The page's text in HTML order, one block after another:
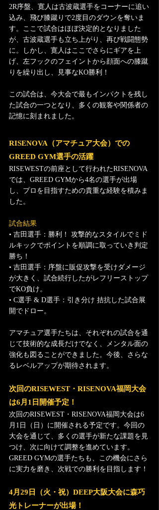
2R序盤、寛人は古波蔵選手をコーナーに追い
込み、飛び膝蹴りで2度目のダウンを奪いま
す。ここで試合はほぼ決定的となりました
が、古波蔵選手も立ち上がり、再び戦闘態勢
に。しかし、寛人はここでさらにギアを上
げ、左フックのフェイントから顔面への膝蹴
りを繰り出し、見事なKO勝利！
この試合は、今大会で最もインパクトを残し
た試合の一つとなり、多くの観客や関係者の
記憶に刻まれました。
RISENOVA（アマチュア大会）での
GREED GYM選手の活躍
RISEWESTの前座として行われたRISENOVA
では、GREED GYMから4名の選手が出場
し、プロを目指すための貴重な経験を積みま
した。
試合結果
• 吉田選手：勝利！ 攻撃的なスタイルでミド
ルキックでポイントを順調に取っていき判定
勝ち！
• 吉田選手：序盤に販促攻撃を受けダメージ
が大きく、試合続行したがレフリーストップ
でKO負け。
• C選手 & D選手：引き分け 拮抗した試合展
開でドロー。
アマチュア選手たちは、それぞれの試合を通
じて技術的な成長だけでなく、メンタル面の
強化も図ることができました。今後、さらな
るレベルアップが期待されます。
次回のRISEWEST・RISENOVA福岡大会
は6月1日開催予定！
次回のRISEWEST・RISENOVA福岡大会は6
月1日（日）に開催される予定です。今回の
大会を通じて、多くの選手が新たな課題を見
つけ、次に向けて調整を進めています。
GREED GYMの選手たちも、この機会にさら
に実力を磨き、次戦での勝利を目指します！
4月29日（火・祝）DEEP大阪大会に森巧
光トレーナーが出場！